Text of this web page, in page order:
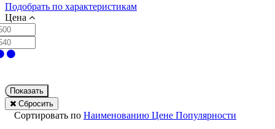
Подобрать по характеристикам
Цена
Показать
Сбросить
Сортировать по Наименованию Цене Популярности